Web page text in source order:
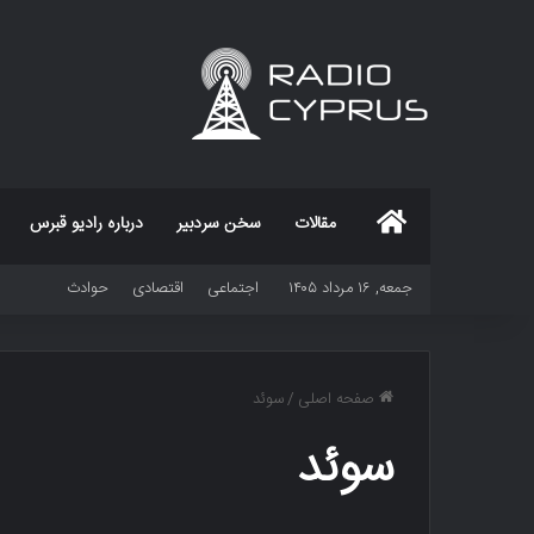
مقالات سخن سردبیر درباره رادیو قبرس
جمعه, ۱۶ مرداد ۱۴۰۵ اجتماعی اقتصادی حوادث
صفحه اصلی /سوئد
سوئد